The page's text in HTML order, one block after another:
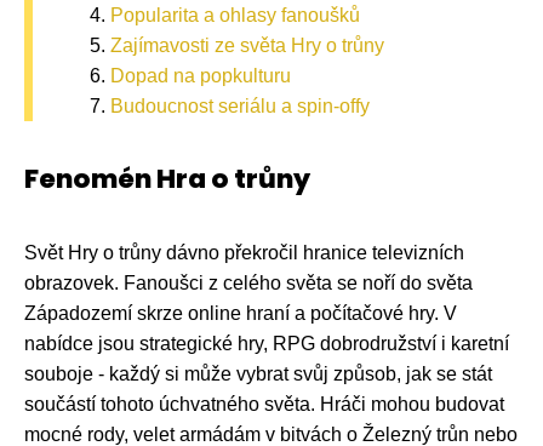
Popularita a ohlasy fanoušků
Zajímavosti ze světa Hry o trůny
Dopad na popkulturu
Budoucnost seriálu a spin-offy
Fenomén Hra o trůny
Svět Hry o trůny dávno překročil hranice televizních
obrazovek. Fanoušci z celého světa se noří do světa
Západozemí skrze online hraní a počítačové hry. V
nabídce jsou strategické hry, RPG dobrodružství i karetní
souboje - každý si může vybrat svůj způsob, jak se stát
součástí tohoto úchvatného světa. Hráči mohou budovat
mocné rody, velet armádám v bitvách o Železný trůn nebo